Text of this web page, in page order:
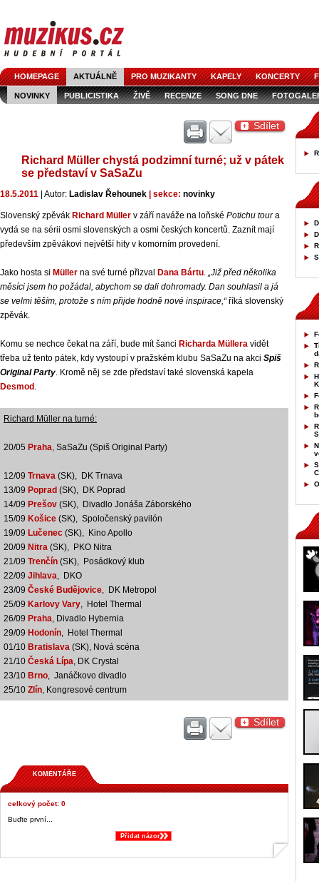
HOMEPAGE AKTUÁLNĚ PRO MUZIKANTY KAPELY KONCERTY
NOVINKY PUBLICISTIKA ŽIVĚ RECENZE SONG DNE
Sdílet
Richard Müller chystá podzimní turné; už v pátek
se představí v SaSaZu
18.5.2011 | Autor: Ladislav Řehounek | sekce: novinky
Slovenský zpěvák Richard Müller v září naváže na loňské Potichu toura
vydá se na sérii osmi slovenských a osmi českých koncertů. Zaznít mají
především zpěvákovi největší hity v komorním provedení.
Jako hosta si Müller na své turné přizval Dana Bártu. „Již před několika
měsíci jsem ho požádal, abychom se dali dohromady. Dan souhlasil a já
se velmi těším, protože s ním přijde hodně nové inspirace,“říká slovenský
zpěvák.
Komu se nechce čekat na září, bude mít šanci Richarda Müllera vidět
třeba už tento pátek, kdy vystoupí v pražském klubu SaSaZu na akci Spiš
Original Party. Kromě něj se zde představí také slovenská kapela
Desmod .
Richard Müller na turné:
20/05 Praha, SaSaZu (Spiš Original Party)
12/09 Trnava (SK), DK Trnava
13/09 Poprad (SK), DK Poprad
14/09 Prešov (SK), Divadlo Jonáša Záborského
15/09 Košice (SK), Spoločenský pavilón
19/09 Lučenec (SK), Kino Apollo
20/09 Nitra (SK), PKO Nitra
21/09 Trenčín (SK), Posádkový klub
22/09 Jihlava, DKO
23/09 České Budějovice, DK Metropol
25/09 Karlovy Vary, Hotel Thermal
26/09 Praha, Divadlo Hybernia
29/09 Hodonín, Hotel Thermal
01/10 Bratislava (SK), Nová scéna
21/10 Česká Lípa, DK Crystal
23/10 Brno, Janáčkovo divadlo
25/10 Zlín, Kongresové centrum
Sdílet
KOMENTÁŘE
celkový počet: 0
Buďte první...
Přidat názor